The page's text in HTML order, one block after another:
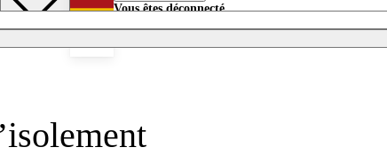
Vous êtes déconnecté.